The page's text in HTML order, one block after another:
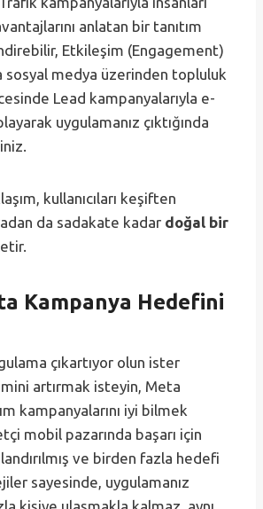
anlatan bir tanıtım
Etkileşim (Engagement)
sosyal medya üzerinden topluluk
Lead kampanyalarıyla e-
uygulamanız çıktığında
kullanıcıları keşiften
da sadakate kadar doğal bir
Kampanya Hedefini
çıkartıyor olun ister
artırmak isteyin, Meta
kampanyalarını iyi bilmek
mobil pazarında başarı için
ve birden fazla hedefi
sayesinde, uygulamanız